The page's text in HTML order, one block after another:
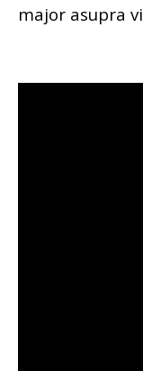
major asupra